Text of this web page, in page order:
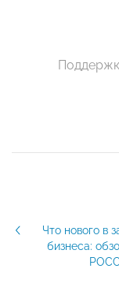
Что нового в
бизнеса: